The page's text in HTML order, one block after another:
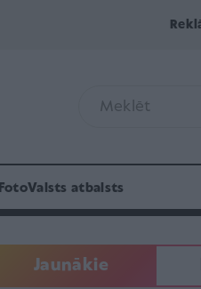
FotoValsts atbalsts
Jaunākie